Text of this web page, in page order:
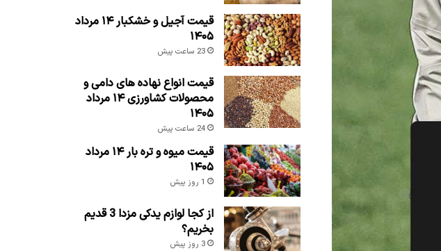
قیمت آجیل و خشکبار ۱۴ مرداد
۱۴۰۵
23 ساعت پیش
قیمت انواع نهاده های دامی و
محصولات کشاورزی ۱۴ مرداد
۱۴۰۵
24 ساعت پیش
قیمت میوه و تره بار ۱۴ مرداد
۱۴۰۵
1 روز پیش
از کجا لوازم یدکی مزدا 3 قدیم
بخریم؟
3 روز پیش